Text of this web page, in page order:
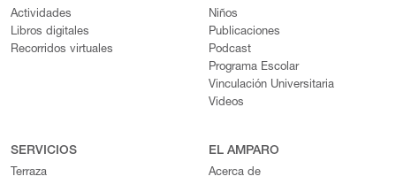
Actividades
Libros digitales
Recorridos virtuales
Niños
Publicaciones
Podcast
Programa Escolar
Vinculación Universitaria
Videos
SERVICIOS
Terraza
EL AMPARO
Acerca de